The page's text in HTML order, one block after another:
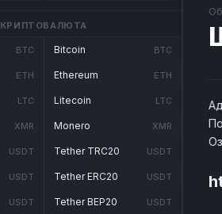
КРИПТОВАЛЮТА
BTC
ETH
LTC
XMR
USDT
USDT
USDT
Bitcoin BTC
Ethereum ETH
Litecoin LTC
Monero XMR
Tether TRC20 USDT
Tether ERC20 USDT
Tether BEP20 USDT